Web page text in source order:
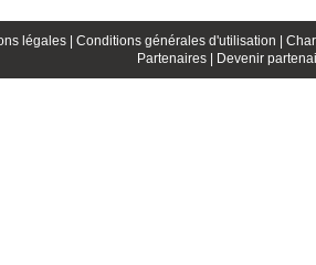
légales | Conditions générales d'utilisation |
Partenaires |
Devenir